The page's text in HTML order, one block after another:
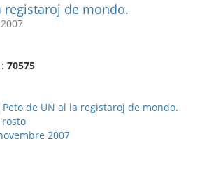
registaroj de mondo.
70575
Peto de UN al la registaroj de mondo.
rosto
2007